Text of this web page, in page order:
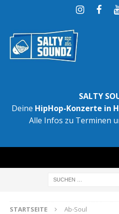
SALTY
Deine HipHop-Konzerte in
Alle Infos zu Terminen
STARTSEITE Ab-Soul